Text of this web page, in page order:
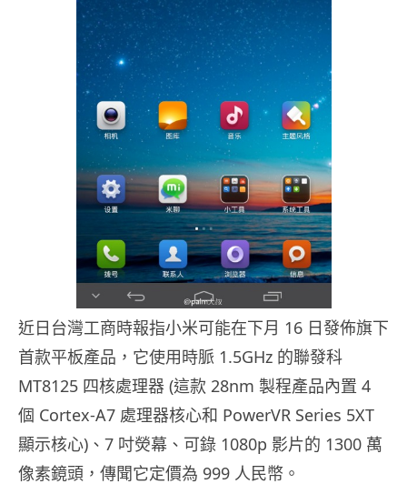
近日台灣工商時報指小米可能在下月 16 日發佈旗下
首款平板產品，它使用時脈 1.5GHz 的聯發科
MT8125 四核處理器 (這款 28nm 製程產品內置 4
個 Cortex-A7 處理器核心和 PowerVR Series 5XT
顯示核心)、7 吋熒幕、可錄 1080p 影片的 1300 萬
像素鏡頭，傳聞它定價為 999 人民幣。